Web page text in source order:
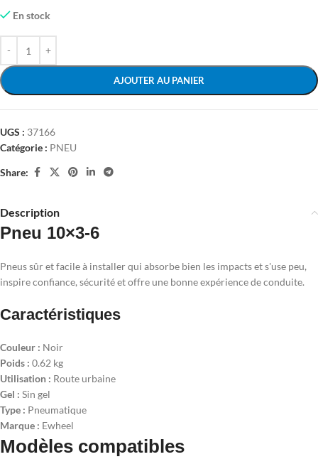
En stock
AJOUTER AU PANIER
UGS : 37166
Catégorie : PNEU
Share:
Description
Pneu 10×3-6
Pneus sûr et facile à installer qui absorbe bien les impacts et s'use peu,
inspire confiance, sécurité et offre une bonne expérience de conduite.
Caractéristiques
Couleur : Noir
Poids : 0.62 kg
Utilisation : Route urbaine
Gel : Sin gel
Type : Pneumatique
Marque : Ewheel
Modèles compatibles